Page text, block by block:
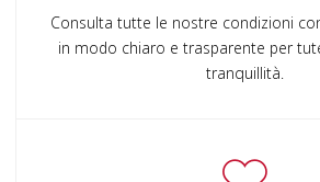
Consulta tutte le nostre condizioni
in modo chiaro e trasparente per
tranquillità.